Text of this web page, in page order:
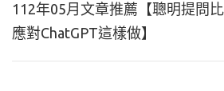
112年05月文章推薦【聰明提問
應對ChatGPT這樣做】